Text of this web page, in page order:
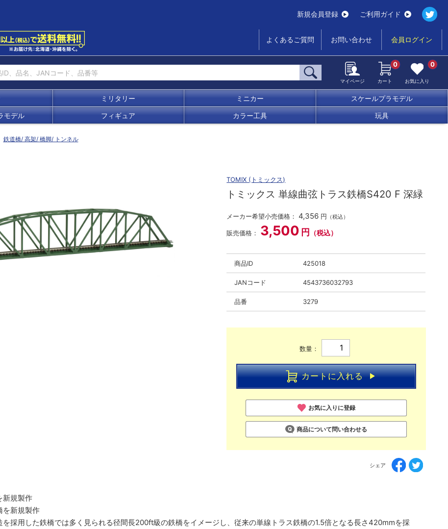
新規会員登録 ご利用ガイド
よくあるご質問 お問い合わせ 会員ログイン
マイページ カート
0
お気に入り
0
ミリタリー ミニカー スケールプラモデル
モデル フィギュア カラー工具 玩具
鉄道橋/ 高架/ 橋脚/ トンネル
TOMIX (トミックス)
トミックス 単線曲弦トラス鉄橋S420 F 深緑
メーカー希望小売価格： 4,356 円 （税込）
販売価格： 3,500 円 （税込）
商品ID 425018
JANコード 4543736032793
品番 3279
数量：
カートに入れる
お気に入りに登録
商品について問い合わせる
シェア
新規製作
を新規製作
を採用した鉄橋では多く見られる径間長200ft級の鉄橋をイメージし、従来の単線トラス鉄橋の1.5倍となる長さ420mmを採